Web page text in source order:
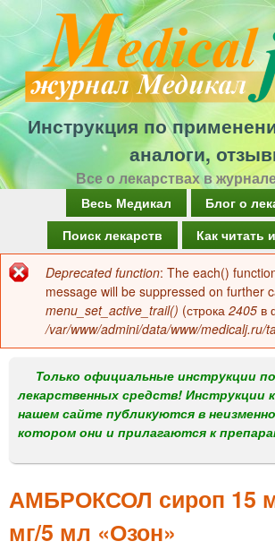
Перейти
к
основному
содержанию
Инструкция по
аналоги,
Все о лекарствах в
а
в
о
м
е
н
Весь Медикал
Блог о
Поиск лекарств
Как читать
Сообщение
об
ошибке
Deprecated function: The each()
message will be suppressed on further
menu_set_active_trail() (строка 2405 в
/var/www/admini/data/www/medicalj.ru/
Только официальные инструкции
лекарственных средств! Инструкции
нашем сайте публикуются в
котором они и прилагаются к
АМБРОКСОЛ сироп 15
мг/5 мл «Озон»